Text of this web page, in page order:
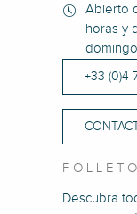
Abierto
horas y
+33 (0)4
Descubra